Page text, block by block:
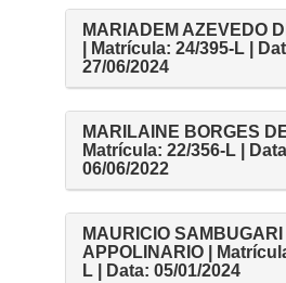
MARIADEM AZEVEDO
| Matrícula: 24/395-L |
27/06/2024
MARILAINE BORGES
Matrícula: 22/356-L |
06/06/2022
MAURICIO SAMBUGARI
APPOLINARIO |
L | Data: 05/01/2024